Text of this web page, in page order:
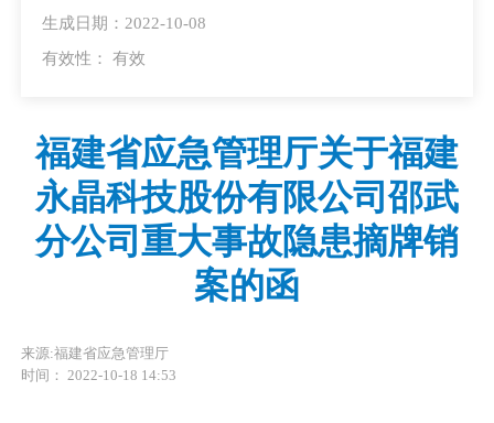
生成日期：2022-10-08
有效性： 有效
福建省应急管理厅关于福建
永晶科技股份有限公司邵武
分公司重大事故隐患摘牌销
案的函
来源:福建省应急管理厅
时间： 2022-10-18 14:53